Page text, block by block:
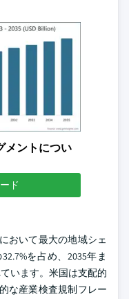
メントについ
ド
おいて最大の地域シェ
を占め、2035年ま
います。米国は支配的
な産業検査規制フレー